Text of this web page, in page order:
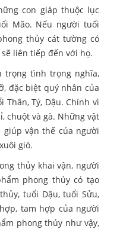
con giáp thuộc lục
Mão. Nếu người tuổi
thủy cát tường có
liên tiếp đến với họ.
trọng tình trọng nghĩa,
đặc biệt quý nhân của
Tý, Dậu. Chính vì
chuột và gà. Những vật
giúp vận thế của người
gió.
thủy khai vận, người
phong thủy có tạo
tuổi Dậu, tuổi Sửu,
tam hợp của người
phong thủy như vậy,